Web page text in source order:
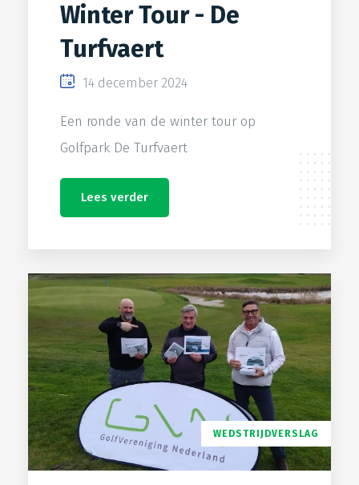
Winter Tour - De
Turfvaert
14 december 2024
Een ronde van de winter tour op
Golfpark De Turfvaert
Lees verder
WEDSTRIJDVERSLAG